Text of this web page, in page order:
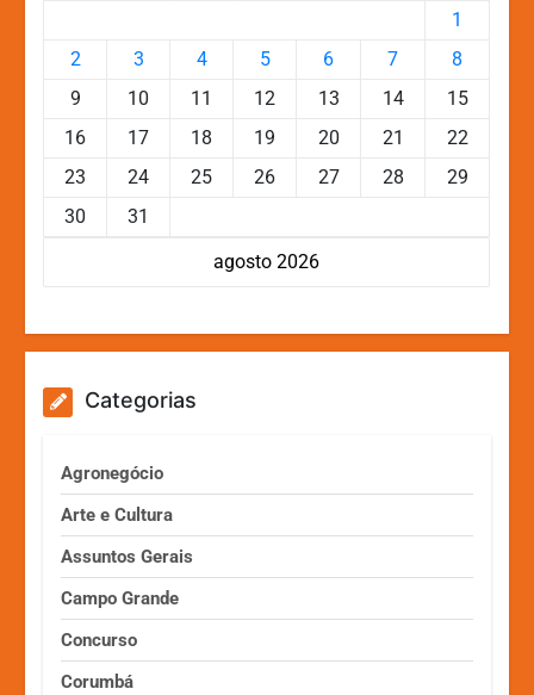
agosto 2026
1
2
3 4 5 6 7
8
9
10 11 12 13 14
15
16
17 18 19 20 21
22
23
24 25 26 27 28
29
30
31
Categorias
Agronegócio
Arte e Cultura
Assuntos Gerais
Campo Grande
Concurso
Corumbá